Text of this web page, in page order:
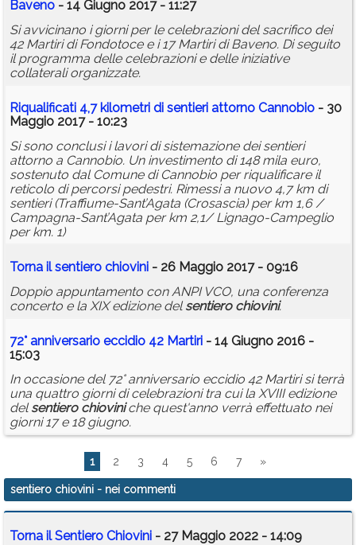
Baveno - 14 Giugno 2017 - 11:27
Si avvicinano i giorni per le celebrazioni del sacrifico dei
42 Martiri di Fondotoce e i 17 Martiri di Baveno. Di seguito
il programma delle celebrazioni e delle iniziative
collaterali organizzate.
Riqualificati 4,7 kilometri di sentieri attorno Cannobio - 30
Maggio 2017 - 10:23
Si sono conclusi i lavori di sistemazione dei sentieri
attorno a Cannobio. Un investimento di 148 mila euro,
sostenuto dal Comune di Cannobio per riqualificare il
reticolo di percorsi pedestri. Rimessi a nuovo 4,7 km di
sentieri (Traffiume-Sant’Agata (Crosascia) per km 1,6 /
Campagna-Sant’Agata per km 2,1/ Lignago-Campeglio
per km. 1)
Torna ilsentiero chiovini - 26 Maggio 2017 - 09:16
Doppio appuntamento con ANPI VCO, una conferenza
concerto e la XIX edizione delsentiero chiovini.
72° anniversario eccidio 42 Martiri - 14 Giugno 2016 -
15:03
In occasione del 72° anniversario eccidio 42 Martiri si terrà
una quattro giorni di celebrazioni tra cui la XVIII edizione
delsentiero chioviniche quest'anno verrà effettuato nei
giorni 17 e 18 giugno.
1 2 3 4 5 6 7 »
sentiero chiovini - nei commenti
Torna il Sentiero Chiovini - 27 Maggio 2022 - 14:09